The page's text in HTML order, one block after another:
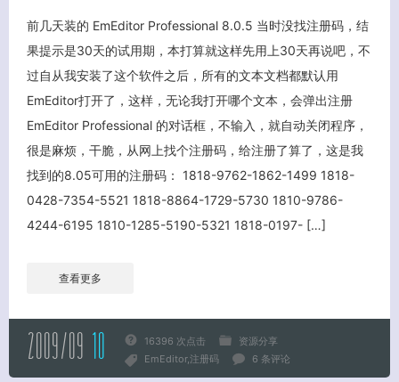
前几天装的 EmEditor Professional 8.0.5 当时没找注册码，结
果提示是30天的试用期，本打算就这样先用上30天再说吧，不
过自从我安装了这个软件之后，所有的文本文档都默认用
EmEditor打开了，这样，无论我打开哪个文本，会弹出注册
EmEditor Professional 的对话框，不输入，就自动关闭程序，
很是麻烦，干脆，从网上找个注册码，给注册了算了，这是我
找到的8.05可用的注册码： 1818-9762-1862-1499 1818-
0428-7354-5521 1818-8864-1729-5730 1810-9786-
4244-6195 1810-1285-5190-5321 1818-0197- […]
查看更多
2009/09 10 16396 次点击
资源分享
EmEditor 注册码 6 条评论
关闭弹窗